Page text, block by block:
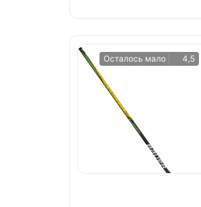
Осталось мало 4,5